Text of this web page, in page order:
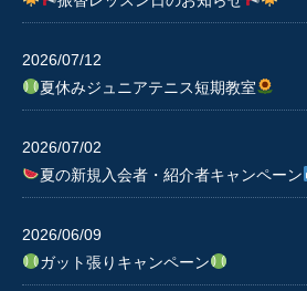
2026/07/12
夏休みジュニアテニス短期教室
2026/07/02
夏の新規入会者・紹介者キャンペーン
2026/06/09
ガット張りキャンペーン